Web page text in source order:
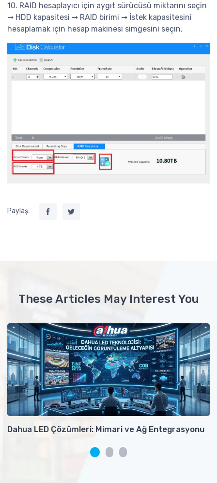
10. RAID hesaplayıcı için aygıt sürücüsü miktarını seçin
➞ HDD kapasitesi ➞ RAID birimi ➞ İstek kapasitesini
hesaplamak için hesap makinesi simgesini seçin.
Paylaş:
These Articles May Interest You
Dahua LED Çözümleri: Mimari ve Ağ Entegrasyonu